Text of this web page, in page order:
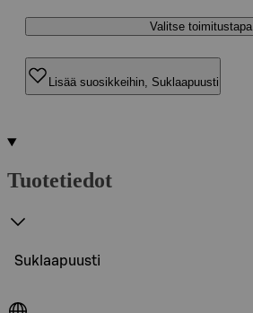
Valitse toimitustapa
Lisää suosikkeihin, Suklaapuusti
Tuotetiedot
Suklaapuusti